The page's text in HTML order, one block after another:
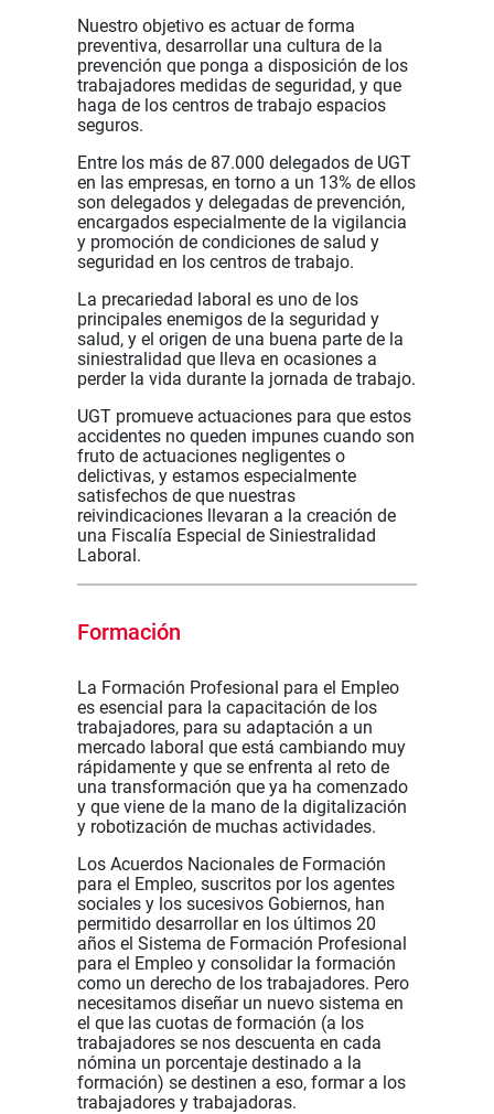
Nuestro objetivo es actuar de forma
preventiva, desarrollar una cultura de la
prevención que ponga a disposición de los
trabajadores medidas de seguridad, y que
haga de los centros de trabajo espacios
seguros.
Entre los más de 87.000 delegados de UGT
en las empresas, en torno a un 13% de ellos
son delegados y delegadas de prevención,
encargados especialmente de la vigilancia
y promoción de condiciones de salud y
seguridad en los centros de trabajo.
La precariedad laboral es uno de los
principales enemigos de la seguridad y
salud, y el origen de una buena parte de la
siniestralidad que lleva en ocasiones a
perder la vida durante la jornada de trabajo.
UGT promueve actuaciones para que estos
accidentes no queden impunes cuando son
fruto de actuaciones negligentes o
delictivas, y estamos especialmente
satisfechos de que nuestras
reivindicaciones llevaran a la creación de
una Fiscalía Especial de Siniestralidad
Laboral.
Formación
La Formación Profesional para el Empleo
es esencial para la capacitación de los
trabajadores, para su adaptación a un
mercado laboral que está cambiando muy
rápidamente y que se enfrenta al reto de
una transformación que ya ha comenzado
y que viene de la mano de la digitalización
y robotización de muchas actividades.
Los Acuerdos Nacionales de Formación
para el Empleo, suscritos por los agentes
sociales y los sucesivos Gobiernos, han
permitido desarrollar en los últimos 20
años el Sistema de Formación Profesional
para el Empleo y consolidar la formación
como un derecho de los trabajadores. Pero
necesitamos diseñar un nuevo sistema en
el que las cuotas de formación (a los
trabajadores se nos descuenta en cada
nómina un porcentaje destinado a la
formación) se destinen a eso, formar a los
trabajadores y trabajadoras.